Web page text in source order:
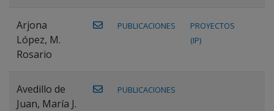
Arjona
López, M.
Rosario
PUBLICACIONES
PROYECTOS
(IP)
Avedillo de
Juan, María J.
PUBLICACIONES